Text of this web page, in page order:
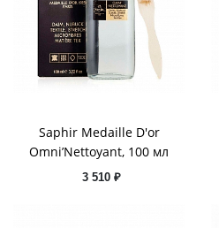
Saphir Medaille D'or
Omni’Nettoyant, 100 мл
3 510 ₽